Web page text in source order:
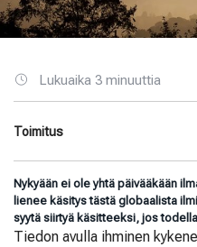
Lukuaika 3 minuuttia
Toimitus
Nykyään ei ole yhtä päivääkään
lienee käsitys tästä globaalista
syytä siirtyä käsitteeksi, jos
Tiedon avulla ihminen